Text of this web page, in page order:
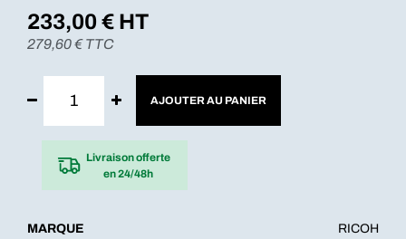
233,00€ HT
279,60€ TTC
AJOUTER AU PANIER
Livraison offerte
en 24/48h
MARQUE
RICOH